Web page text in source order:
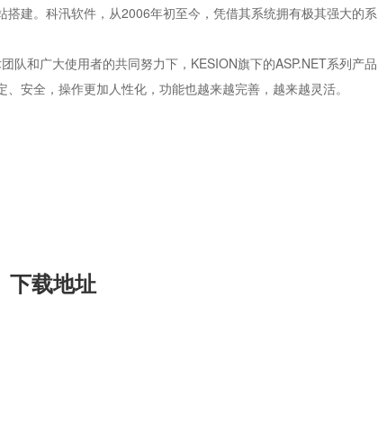
搭建。科汛软件，从2006年初至今，凭借其系统拥有极其强大的系
队和广大使用者的共同努力下，KESION旗下的ASP.NET系列产品
安全，操作更加人性化，功能也越来越完善，越来越灵活。
下载地址